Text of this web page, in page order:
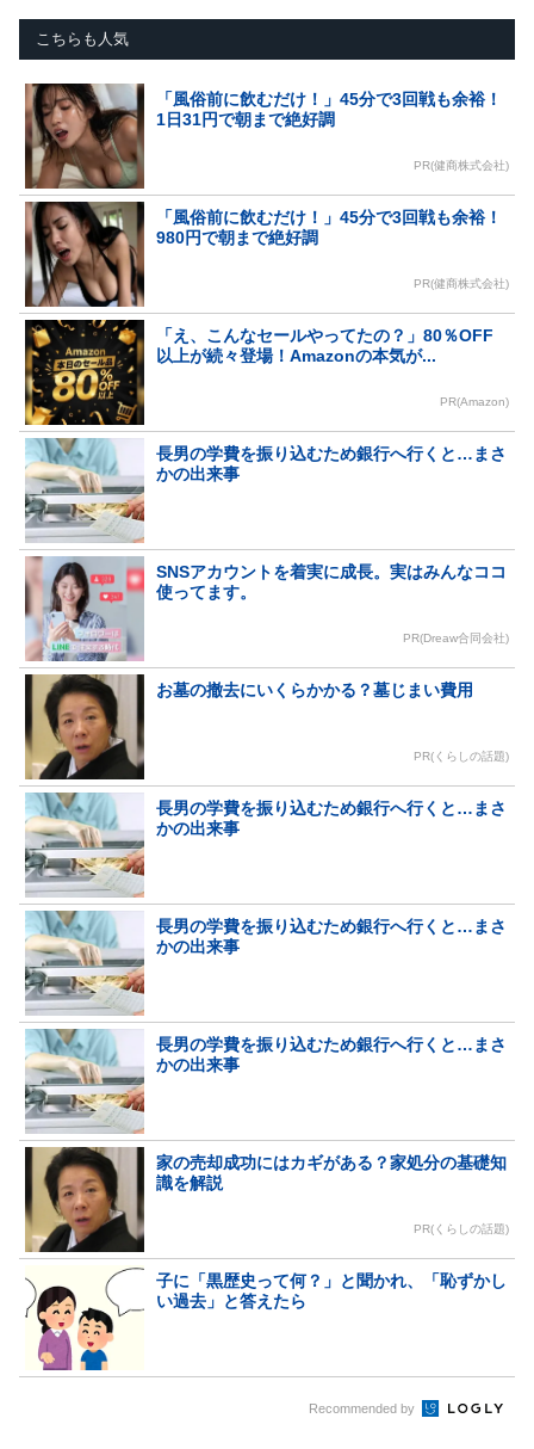
こちらも人気
「風俗前に飲むだけ！」45分で3回戦も余裕！
1日31円で朝まで絶好調
PR(健商株式会社)
「風俗前に飲むだけ！」45分で3回戦も余裕！
980円で朝まで絶好調
PR(健商株式会社)
「え、こんなセールやってたの？」80％OFF
以上が続々登場！Amazonの本気が...
PR(Amazon)
長男の学費を振り込むため銀行へ行くと…まさ
かの出来事
SNSアカウントを着実に成長。実はみんなココ
使ってます。
PR(Dreaw合同会社)
お墓の撤去にいくらかかる？墓じまい費用
PR(くらしの話題)
長男の学費を振り込むため銀行へ行くと…まさ
かの出来事
長男の学費を振り込むため銀行へ行くと…まさ
かの出来事
長男の学費を振り込むため銀行へ行くと…まさ
かの出来事
家の売却成功にはカギがある？家処分の基礎知
識を解説
PR(くらしの話題)
子に「黒歴史って何？」と聞かれ、「恥ずかし
い過去」と答えたら
Recommended by